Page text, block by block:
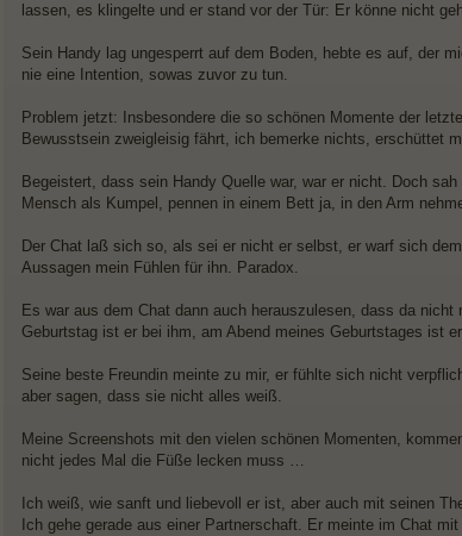
lassen, es klingelte und er stand vor der Tür: Er könne nicht
Sein Handy lag ungesperrt auf dem Boden, hebte es auf, der
nie eine Intention, sowas zuvor zu tun.
Problem jetzt: Insbesondere die so schönen Momente der
Bewusstsein zweigleisig fährt, ich bemerke nichts, erschüttet
Begeistert, dass sein Handy Quelle war, war er nicht. Doch
Mensch als Kumpel, pennen in einem Bett ja, in den Arm
Der Chat laß sich so, als sei er nicht er selbst, er warf sich
Aussagen mein Fühlen für ihn. Paradox.
Es war aus dem Chat dann auch herauszulesen, dass da
Geburtstag ist er bei ihm, am Abend meines Geburtstages ist
Seine beste Freundin meinte zu mir, er fühlte sich nicht
aber sagen, dass sie nicht alles weiß.
Meine Screenshots mit den vielen schönen Momenten,
nicht jedes Mal die Füße lecken muss …
Ich weiß, wie sanft und liebevoll er ist, aber auch mit seinen
Ich gehe gerade aus einer Partnerschaft. Er meinte im Chat